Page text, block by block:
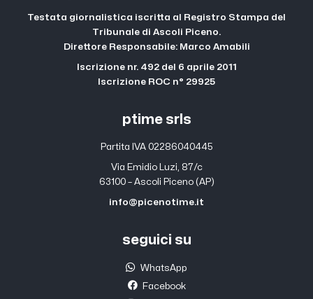
Testata giornalistica iscritta al Registro Stampa del
Tribunale di Ascoli Piceno.
Direttore Responsabile: Marco Amabili
Iscrizione nr. 492 del 6 aprile 2011
Iscrizione ROC n° 29925
ptime srls
Partita IVA 02286040445
Via Emidio Luzi, 87/c
63100 – Ascoli Piceno (AP)
info@picenotime.it
seguici su
WhatsApp
Facebook